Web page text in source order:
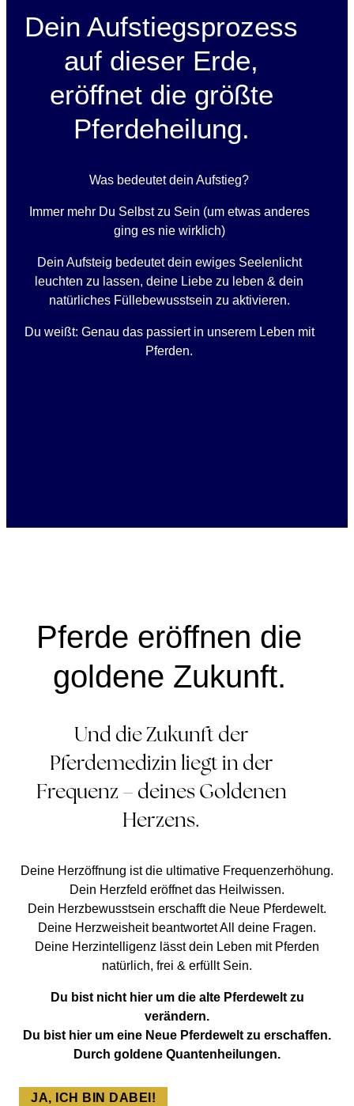
Dein Aufstiegsprozess
auf dieser Erde,
eröffnet die größte
Pferdeheilung.
Was bedeutet dein Aufstieg?
Immer mehr Du Selbst zu Sein (um etwas anderes
ging es nie wirklich)
Dein Aufsteig bedeutet dein ewiges Seelenlicht
leuchten zu lassen, deine Liebe zu leben & dein
natürliches Füllebewusstsein zu aktivieren.
Du weißt: Genau das passiert in unserem Leben mit
Pferden.
Pferde eröffnen die
goldene Zukunft.
Und die Zukunft der
Pferdemedizin liegt in der
Frequenz – deines Goldenen
Herzens.
Deine Herzöffnung ist die ultimative Frequenzerhöhung.
Dein Herzfeld eröffnet das Heilwissen.
Dein Herzbewusstsein erschafft die Neue Pferdewelt.
Deine Herzweisheit beantwortet All deine Fragen.
Deine Herzintelligenz lässt dein Leben mit Pferden
natürlich, frei & erfüllt Sein.
Du bist nicht hier um die alte Pferdewelt zu
verändern.
Du bist hier um eine Neue Pferdewelt zu erschaffen.
Durch goldene Quantenheilungen.
JA, ICH BIN DABEI!